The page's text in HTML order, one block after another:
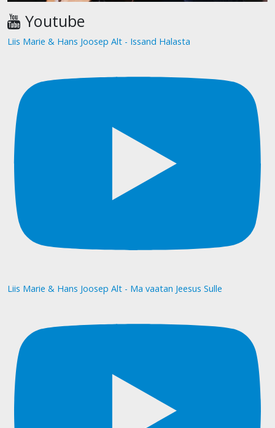
Youtube
Liis Marie & Hans Joosep Alt - Issand Halasta
Liis Marie & Hans Joosep Alt - Ma vaatan Jeesus Sulle